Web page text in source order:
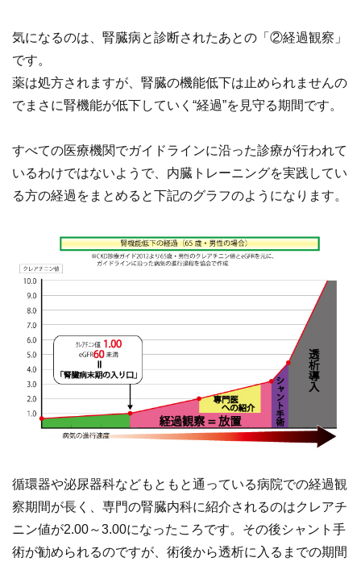
気になるのは、腎臓病と診断されたあとの「②経過観察」
です。
薬は処方されますが、腎臓の機能低下は止められませんの
でまさに腎機能が低下していく“経過”を見守る期間です。
すべての医療機関でガイドラインに沿った診療が行われて
いるわけではないようで、内臓トレーニングを実践してい
る方の経過をまとめると下記のグラフのようになります。
循環器や泌尿器科などもともと通っている病院での経過観
察期間が長く、専門の腎臓内科に紹介されるのはクレアチ
ニン値が2.00～3.00になったころです。その後シャント手
術が勧められるのですが、術後から透析に入るまでの期間